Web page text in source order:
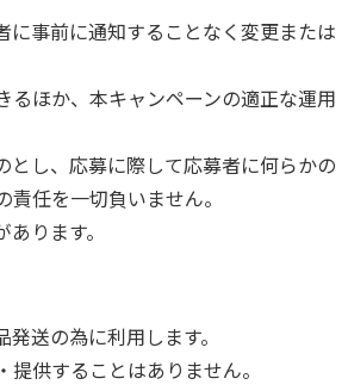
事前に通知することなく変更または
ほか、本キャンペーンの適正な運用
し、応募に際して応募者に何らかの
任を一切負いません。
ります。
送の為に利用します。
供することはありません。